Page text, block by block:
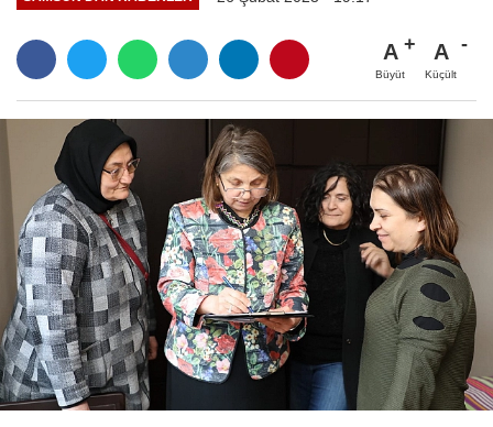
A
Büyüt
A
Küçült